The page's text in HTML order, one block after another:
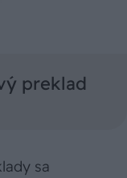
preklad
sa